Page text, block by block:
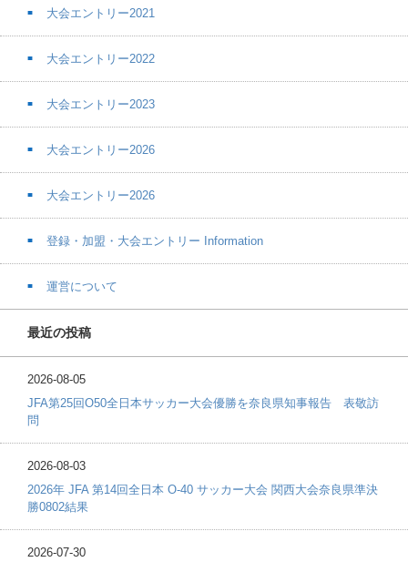
大会エントリー2021
大会エントリー2022
大会エントリー2023
大会エントリー2026
大会エントリー2026
登録・加盟・大会エントリー Information
運営について
最近の投稿
2026-08-05
JFA第25回O50全日本サッカー大会優勝を奈良県知事報告 表敬訪
問
2026-08-03
2026年 JFA 第14回全日本 O-40 サッカー大会 関西大会奈良県準決
勝0802結果
2026-07-30